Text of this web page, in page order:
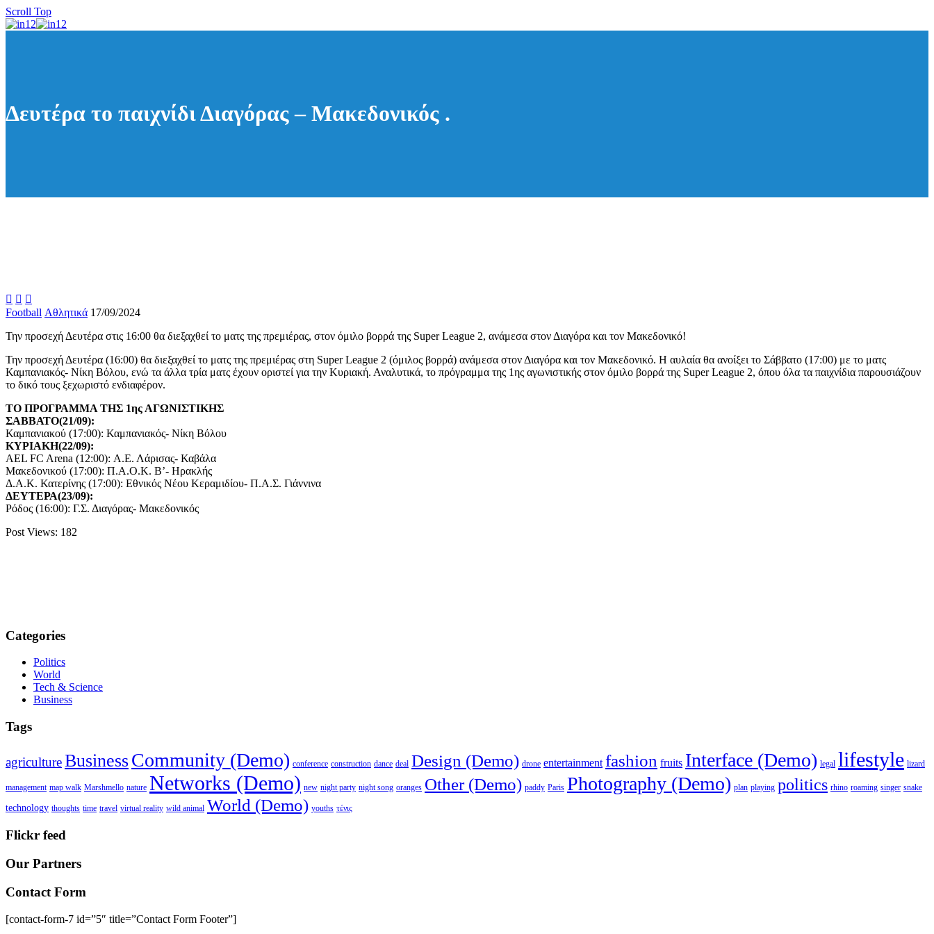
Scroll Top
Δευτέρα το παιχνίδι Διαγόρας – Μακεδονικός .
  
Football Αθλητικά 17/09/2024
Την προσεχή Δευτέρα στις 16:00 θα διεξαχθεί το ματς της πρεμιέρας, στον όμιλο βορρά της Super League 2, ανάμεσα στον Διαγόρα και τον Μακεδονικό!
Την προσεχή Δευτέρα (16:00) θα διεξαχθεί το ματς της πρεμιέρας στη Super League 2 (όμιλος βορρά) ανάμεσα στον Διαγόρα και τον Μακεδονικό. Η αυλαία θα ανοίξει το Σάββατο (17:00) με το ματς
Καμπανιακός- Νίκη Βόλου, ενώ τα άλλα τρία ματς έχουν οριστεί για την Κυριακή. Αναλυτικά, το πρόγραμμα της 1ης αγωνιστικής στον όμιλο βορρά της Super League 2, όπου όλα τα παιχνίδια παρουσιάζουν
το δικό τους ξεχωριστό ενδιαφέρον.
ΤΟ ΠΡΟΓΡΑΜΜΑ ΤΗΣ 1ης ΑΓΩΝΙΣΤΙΚΗΣ
ΣΑΒΒΑΤΟ(21/09):
Καμπανιακού (17:00): Καμπανιακός- Νίκη Βόλου
ΚΥΡΙΑΚΗ(22/09):
AEL FC Arena (12:00): Α.Ε. Λάρισας- Καβάλα
Μακεδονικού (17:00): Π.Α.Ο.Κ. Β’- Ηρακλής
Δ.Α.Κ. Κατερίνης (17:00): Εθνικός Νέου Κεραμιδίου- Π.Α.Σ. Γιάννινα
ΔΕΥΤΕΡΑ(23/09):
Ρόδος (16:00): Γ.Σ. Διαγόρας- Μακεδονικός
Post Views: 182
Categories
Politics
World
Tech & Science
Business
Tags
agricultureBusinessCommunity (Demo) conference construction dance deal Design (Demo) drone entertainment fashion fruits Interface (Demo) legal lifestyle lizard
management map walk Marshmello nature Networks (Demo) new night party night song oranges Other (Demo) paddy Paris Photography (Demo) plan playing politics rhino roaming singer snake
technology thoughts time travel virtual reality wild animal World (Demo) youths τένις
Flickr feed
Our Partners
Contact Form
[contact-form-7 id=”5″ title=”Contact Form Footer”]